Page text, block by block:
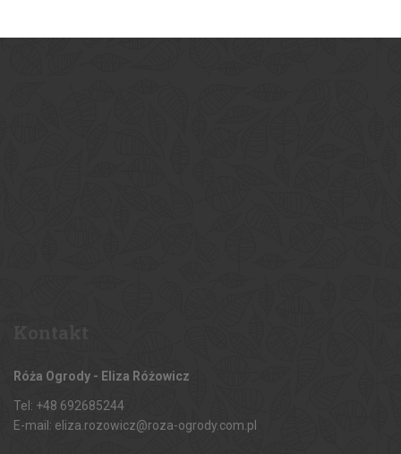
Róża Ogrody - Eliza Różowicz
Tel: +48 692685244
E-mail: eliza.rozowicz@roza-ogrody.com.pl